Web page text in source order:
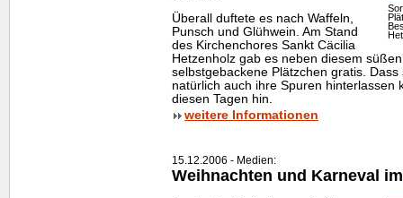
Überall duftete es nach Waffeln,
Punsch und Glühwein. Am Stand
des Kirchenchores Sankt Cäcilia
Hetzenholz gab es neben diesem
selbstgebackene Plätzchen gratis.
natürlich auch ihre Spuren hinterlassen
diesen Tagen hin.
weitere Informationen
15.12.2006 - Medien:
Weihnachten und Karneval